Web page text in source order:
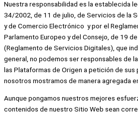
Nuestra responsabilidad es la establecida
34/2002, de 11 de julio, de Servicios de la
y de Comercio Electrónico y por el
Parlamento Europeo y del Consejo, de 19
(Reglamento de Servicios Digitales), que
general, no podemos ser responsables de
las Plataformas de Origen a petición de sus
nosotros mostramos de manera agregada
Aunque pongamos nuestros mejores
contenidos de nuestro Sitio Web sean